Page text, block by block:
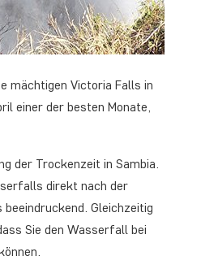
mächtigen Victoria Falls in
einer der besten Monate,
der Trockenzeit in Sambia.
direkt nach der
Gleichzeitig
Sie den Wasserfall bei